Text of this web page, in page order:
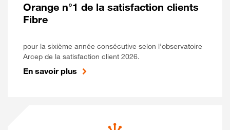
Orange n°1 de la satisfaction clients
Fibre
pour la sixième année consécutive selon l’observatoire
Arcep de la satisfaction client 2026.
En savoir plus